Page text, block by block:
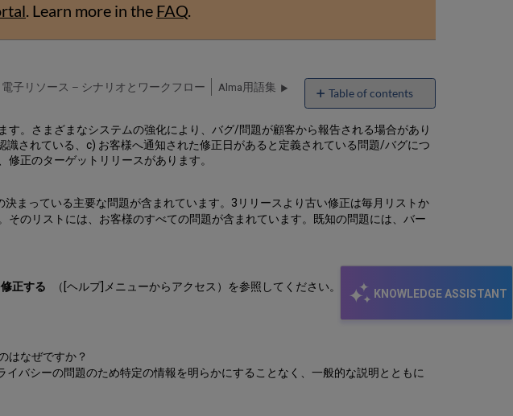
KNOWLEDGE ASSISTANT
. Learn more in the FAQ.
Table of contents
No
電子リソース – シナリオとワークフロー Alma用語集
。さまざまなシステムの強化により、バグ/問題が顧客から報告される場合があり
されている、c) お客様へ通知された修正日があると定義されている問題/バグにつ
正のターゲットリリースがあります。
まっている主要な問題が含まれています。3リリースより古い修正は毎月リストか
のリストには、お客様のすべての問題が含まれています。既知の問題には、バー
正する （[ヘルプ]メニューからアクセス）を参照してください。表示するには既
はなぜですか？
バシーの問題のため特定の情報を明らかにすることなく、一般的な説明とともに